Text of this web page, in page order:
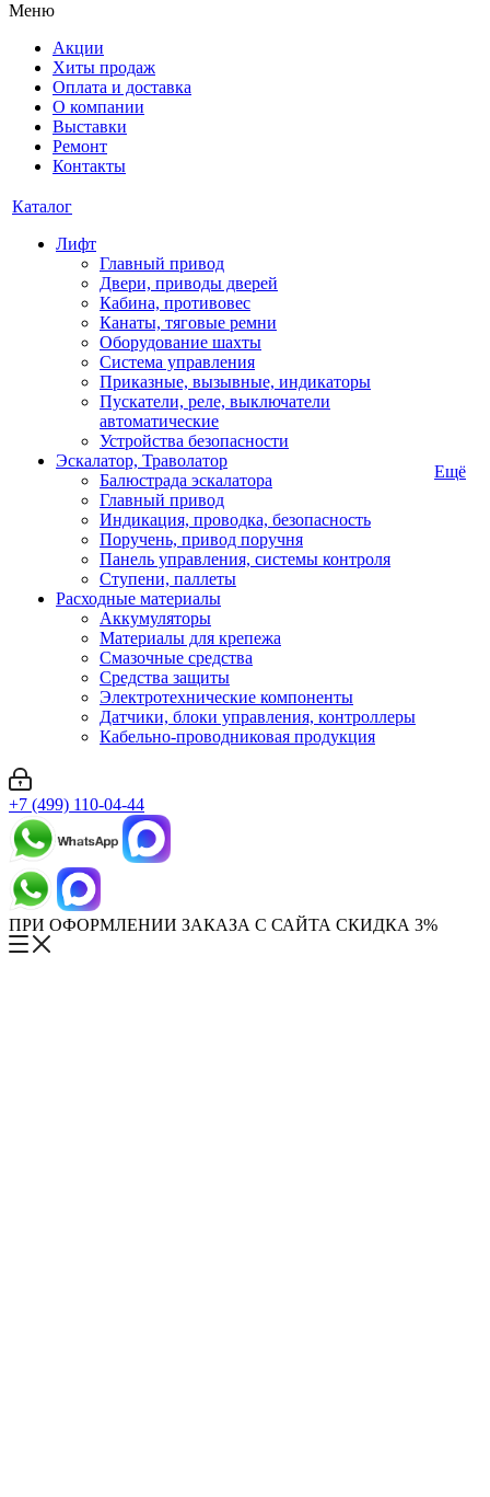
Меню
Акции
Хиты продаж
Оплата и доставка
О компании
Выставки
Ремонт
Контакты
Каталог
Лифт
Главный привод
Двери, приводы дверей
Кабина, противовес
Канаты, тяговые ремни
Оборудование шахты
Система управления
Приказные, вызывные, индикаторы
Пускатели, реле, выключатели
автоматические
Устройства безопасности
Эскалатор, Траволатор
Балюстрада эскалатора
Главный привод
Индикация, проводка, безопасность
Поручень, привод поручня
Панель управления, системы контроля
Ступени, паллеты
Расходные материалы
Аккумуляторы
Материалы для крепежа
Смазочные средства
Средства защиты
Электротехнические компоненты
Датчики, блоки управления, контроллеры
Кабельно-проводниковая продукция
Ещё
+7 (499) 110-04-44
ПРИ ОФОРМЛЕНИИ ЗАКАЗА С САЙТА СКИДКА 3%